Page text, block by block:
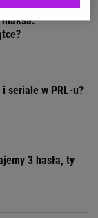
seriale w PRL-u?
3 hasła, ty